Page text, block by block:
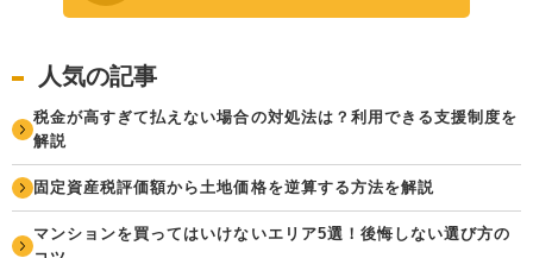
人気の記事
税金が高すぎて払えない場合の対処法は？利用できる支援制度を
解説
固定資産税評価額から土地価格を逆算する方法を解説
マンションを買ってはいけないエリア5選！後悔しない選び方の